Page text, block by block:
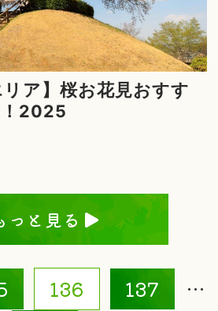
リア】桜お花見おすす
2025
っと見る
136 137
…